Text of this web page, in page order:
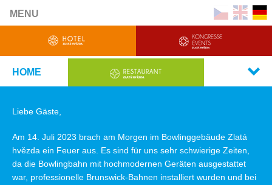
MENU
HOME
Liebe Gäste,
Am 14. Juli 2023 brach am Morgen im Bowlinggebäude Zlatá
hvězda ein Feuer aus. Es sind für uns sehr schwierige Zeiten,
da die Bowlingbahn mit hochmodernen Geräten ausgestattet
war, professionelle Brunswick-Bahnen installiert wurden und bei